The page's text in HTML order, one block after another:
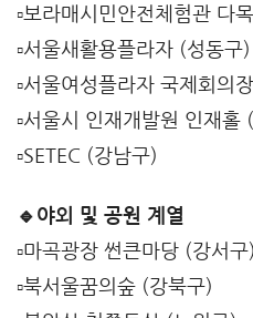
▫️보라매시민안전체험관 다
▫️서울새활용플라자 (성동구)
▫️서울여성플라자 국제회의
▫️서울시 인재개발원 인재홀
▫️SETEC (강남구)
🔹야외 및 공원 계열
▫️마곡광장 썬큰마당 (강서구)
▫️북서울꿈의숲 (강북구)